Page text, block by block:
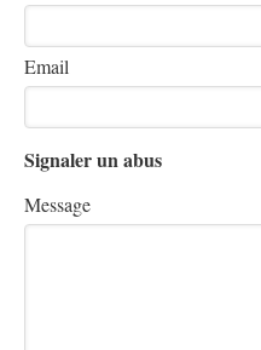
Email
Signaler un abus
Message